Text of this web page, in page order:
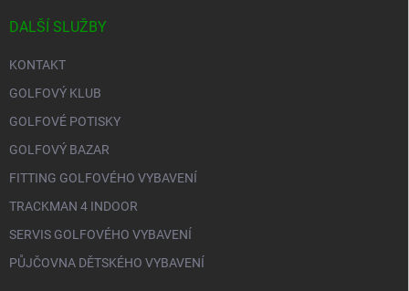
DALŠÍ SLUŽBY
KONTAKT
GOLFOVÝ KLUB
GOLFOVÉ POTISKY
GOLFOVÝ BAZAR
FITTING GOLFOVÉHO VYBAVENÍ
TRACKMAN 4 INDOOR
SERVIS GOLFOVÉHO VYBAVENÍ
PŮJČOVNA DĚTSKÉHO VYBAVENÍ